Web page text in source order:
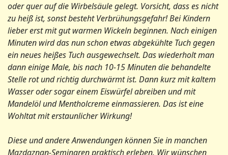
oder quer auf die Wirbelsäule gelegt. Vorsicht, dass es nicht
zu heiß ist, sonst besteht Verbrühungsgefahr! Bei Kindern
lieber erst mit gut warmen Wickeln beginnen. Nach einigen
Minuten wird das nun schon etwas abgekühlte Tuch gegen
ein neues heißes Tuch ausgewechselt. Das wiederholt man
dann einige Male, bis nach 10-15 Minuten die behandelte
Stelle rot und richtig durchwärmt ist. Dann kurz mit kaltem
Wasser oder sogar einem Eiswürfel abreiben und mit
Mandelöl und Mentholcreme einmassieren. Das ist eine
Wohltat mit erstaunlicher Wirkung!
Diese und andere Anwendungen können Sie in manchen
Mazdaznan-Seminaren praktisch erleben. Wir wünschen